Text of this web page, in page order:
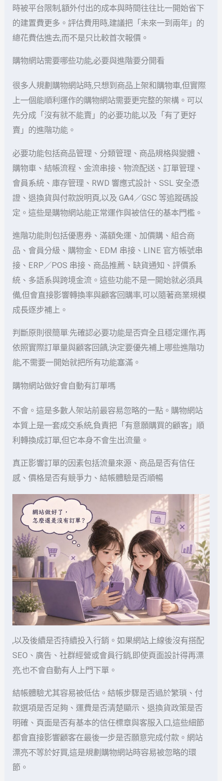
時被平台限制,額外付出的成本與時間往往比一開始省下
的建置費更多。評估費用時,建議把「未來一到兩年」的
總花費估進去,而不是只比較首次報價。
購物網站需要哪些功能,必要與進階要分開看
很多人規劃購物網站時,只想到商品上架和購物車,但實際
上一個能順利運作的購物網站需要更完整的架構。可以
先分成「沒有就不能賣」的必要功能,以及「有了更好
賣」的進階功能。
必要功能包括商品管理、分類管理、商品規格與變體、
購物車、結帳流程、金流串接、物流配送、訂單管理、
會員系統、庫存管理、RWD 響應式設計、SSL 安全憑
證、退換貨與付款說明頁,以及 GA4／GSC 等追蹤碼設
定。這些是購物網站能正常運作與被信任的基本門檻。
進階功能則包括優惠券、滿額免運、加價購、組合商
品、會員分級、購物金、EDM 串接、LINE 官方帳號串
接、ERP／POS 串接、商品推薦、缺貨通知、評價系
統、多語系與跨境金流。這些功能不是一開始就必須具
備,但會直接影響轉換率與顧客回購率,可以隨著商業規模
成長逐步補上。
判斷原則很簡單:先確認必要功能是否齊全且穩定運作,再
依照實際訂單量與顧客回饋,決定要優先補上哪些進階功
能,不需要一開始就把所有功能塞滿。
購物網站做好會自動有訂單嗎
不會。這是多數人架站前最容易忽略的一點。購物網站
本質上是一套成交系統,負責把「有意願購買的顧客」順
利轉換成訂單,但它本身不會生出流量。
真正影響訂單的因素包括流量來源、商品是否有信任
感、價格是否有競爭力、結帳體驗是否順暢
,以及後續是否持續投入行銷。如果網站上線後沒有搭配
SEO、廣告、社群經營或會員行銷,即使頁面設計得再漂
亮,也不會自動有人上門下單。
結帳體驗尤其容易被低估。結帳步驟是否過於繁瑣、付
款選項是否足夠、運費是否清楚顯示、退換貨政策是否
明確、頁面是否有基本的信任標章與客服入口,這些細節
都會直接影響顧客在最後一步是否願意完成付款。網站
漂亮不等於好買,這是規劃購物網站時容易被忽略的環
節。